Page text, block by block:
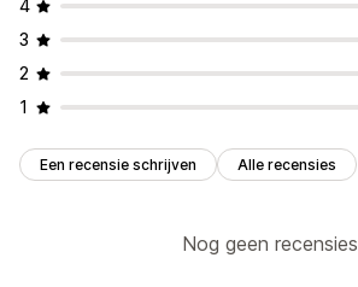
4
3
2
1
Een recensie schrijven Alle recensies
Nog geen recensies